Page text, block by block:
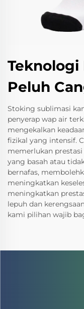
Teknologi
Peluh
Stoking sublimasi
penyerap wap air
mengekalkan
fizikal yang intensif.
memerlukan
yang basah atau
bernafas,
meningkatkan
meningkatkan
lepuh dan
kami pilihan wajib